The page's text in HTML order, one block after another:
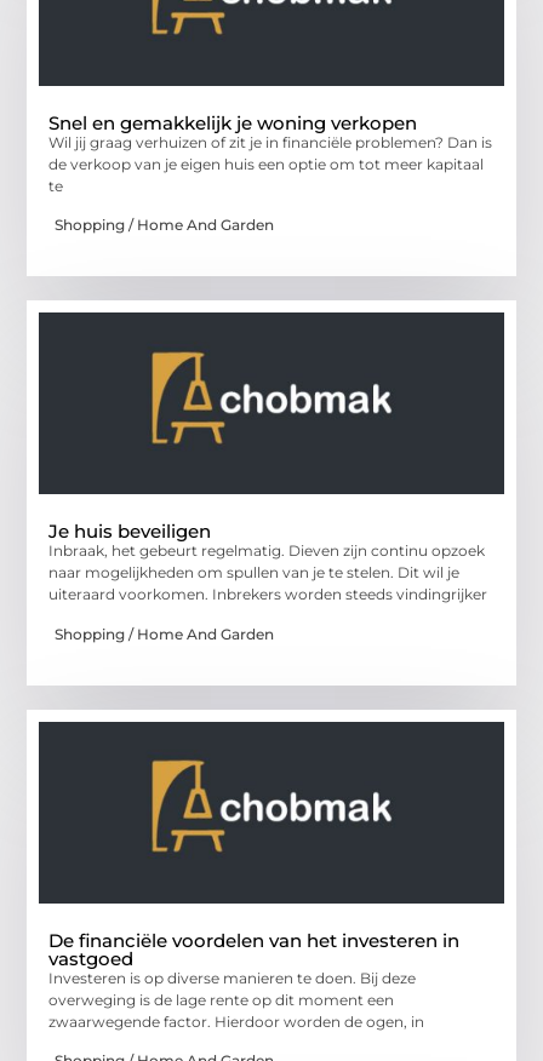
Snel en gemakkelijk je woning verkopen
Wil jij graag verhuizen of zit je in financiële problemen? Dan is
de verkoop van je eigen huis een optie om tot meer kapitaal
te
Shopping / Home And Garden
Je huis beveiligen
Inbraak, het gebeurt regelmatig. Dieven zijn continu opzoek
naar mogelijkheden om spullen van je te stelen. Dit wil je
uiteraard voorkomen. Inbrekers worden steeds vindingrijker
Shopping / Home And Garden
De financiële voordelen van het investeren in
vastgoed
Investeren is op diverse manieren te doen. Bij deze
overweging is de lage rente op dit moment een
zwaarwegende factor. Hierdoor worden de ogen, in